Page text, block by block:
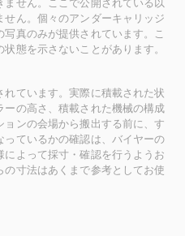
せん。ここで公開されている以
ん。個々のアンダーキャリッジ
真のみが提供されています。こ
態を示さないことがあります。
ています。実際に積載された状
の高さ、積載された機械の構成
ンの会場から搬出する前に、す
ているかの確認は、バイヤーの
よって採寸・確認を行うようお
寸法はあくまで参考としてお使